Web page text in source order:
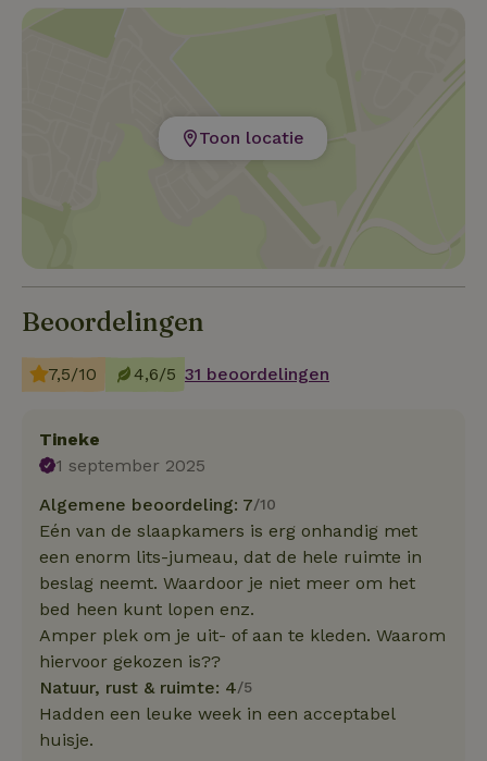
Toon locatie
Beoordelingen
7,5/10 4,6/5 31 beoordelingen
Tineke
1 september 2025
Algemene beoordeling: 7/10
Eén van de slaapkamers is erg onhandig met
een enorm lits-jumeau, dat de hele ruimte in
beslag neemt. Waardoor je niet meer om het
bed heen kunt lopen enz.
Amper plek om je uit- of aan te kleden. Waarom
hiervoor gekozen is??
Natuur, rust & ruimte: 4/5
Hadden een leuke week in een acceptabel
huisje.